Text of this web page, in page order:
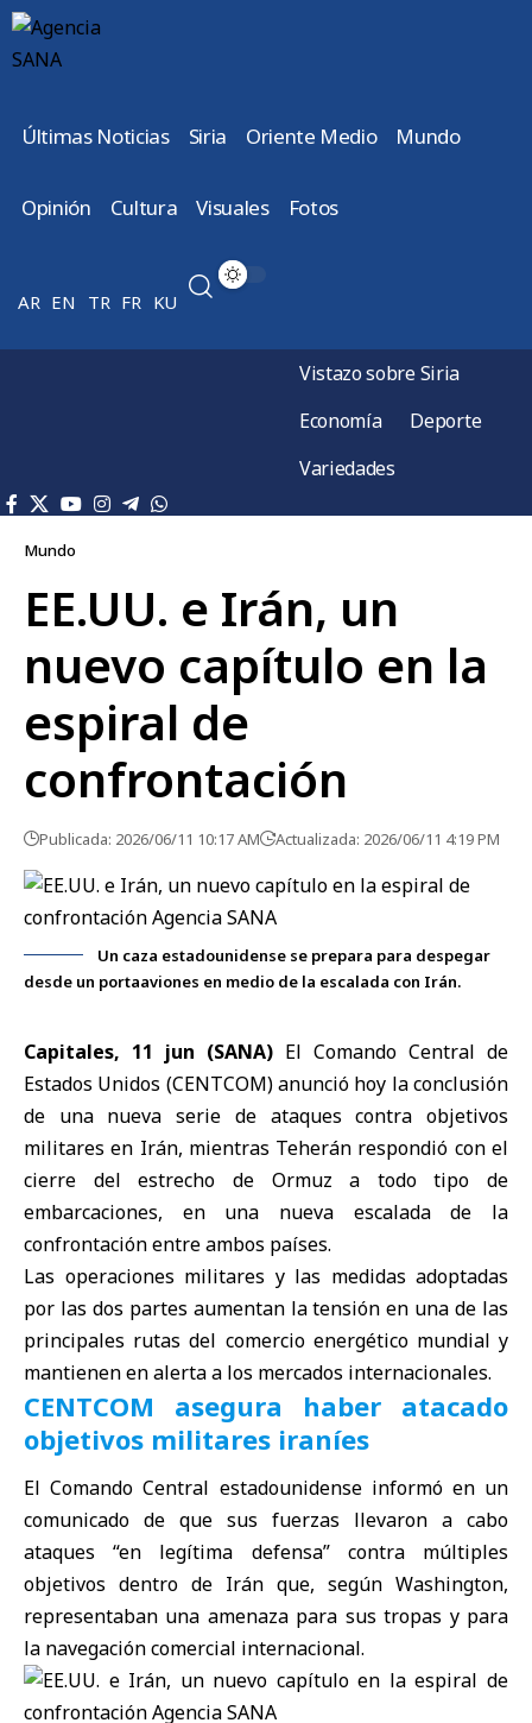
Últimas Noticias Siria Oriente Medio Mundo
Opinión Cultura Visuales Fotos
AR EN TR FR KU
Vistazo sobre Siria
Economía
Deporte
Variedades
Mundo
EE.UU. e Irán, un
nuevo capítulo en la
espiral de
confrontación
Publicada: 2026/06/11 10:17 AM Actualizada: 2026/06/11 4:19 PM
Un caza estadounidense se prepara para despegar
desde un portaaviones en medio de la escalada con Irán.
Capitales, 11 jun (SANA) El Comando Central de
Estados Unidos (CENTCOM) anunció hoy la conclusión
de una nueva serie de ataques contra objetivos
militares en Irán, mientras Teherán respondió con el
cierre del estrecho de Ormuz a todo tipo de
embarcaciones, en una nueva escalada de la
confrontación entre ambos países.
Las operaciones militares y las medidas adoptadas
por las dos partes aumentan la tensión en una de las
principales rutas del comercio energético mundial y
mantienen en alerta a los mercados internacionales.
CENTCOM asegura haber atacado
objetivos militares iraníes
El Comando Central estadounidense informó en un
comunicado de que sus fuerzas llevaron a cabo
ataques “en legítima defensa” contra múltiples
objetivos dentro de Irán que, según Washington,
representaban una amenaza para sus tropas y para
la navegación comercial internacional.